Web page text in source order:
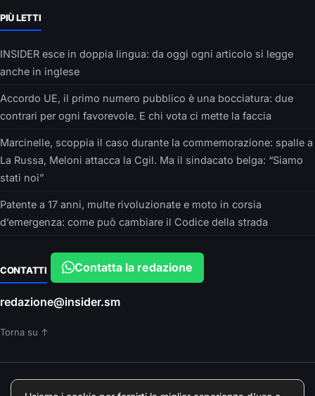
PIÙ LETTI
INSIDER esce in doppia lingua: da oggi ogni articolo si legge
anche in inglese
Accordo UE, il primo numero pubblico è una bocciatura: due
contrari per ogni favorevole. E chi vota ci mette la faccia
Marcinelle, scoppia il caso durante la commemorazione: spalle a
La Russa, Meloni attacca la Cgil. Ma il sindacato belga: “Siamo
stati noi”
Patente a 17 anni, multe rivoluzionate e moto in corsia
d’emergenza: come può cambiare il Codice della strada
CONTATTI Contatta la redazione
redazione@insider.sm
Torna su ↑